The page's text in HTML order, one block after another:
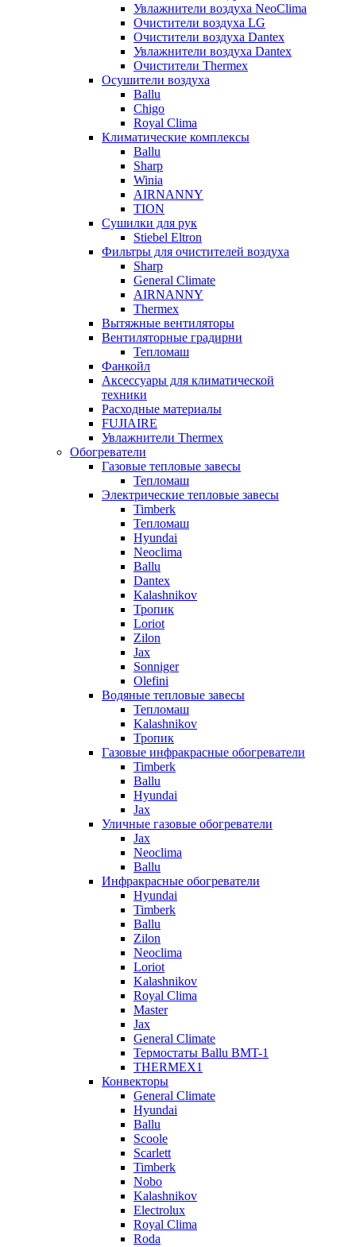
Увлажнители воздуха NeoClima
Очистители воздуха LG
Очистители воздуха Dantex
Увлажнители воздуха Dantex
Очистители Thermex
Осушители воздуха
Ballu
Chigo
Royal Clima
Климатические комплексы
Ballu
Sharp
Winia
AIRNANNY
TION
Сушилки для рук
Stiebel Eltron
Фильтры для очистителей воздуха
Sharp
General Climate
AIRNANNY
Thermex
Вытяжные вентиляторы
Вентиляторные градирни
Тепломаш
Фанкойл
Аксессуары для климатической
техники
Расходные материалы
FUJIAIRE
Увлажнители Thermex
Обогреватели
Газовые тепловые завесы
Тепломаш
Электрические тепловые завесы
Timberk
Тепломаш
Hyundai
Neoclima
Ballu
Dantex
Kalashnikov
Тропик
Loriot
Zilon
Jax
Sonniger
Olefini
Водяные тепловые завесы
Тепломаш
Kalashnikov
Тропик
Газовые инфракрасные обогреватели
Timberk
Ballu
Hyundai
Jax
Уличные газовые обогреватели
Jax
Neoclima
Ballu
Инфракрасные обогреватели
Hyundai
Timberk
Ballu
Zilon
Neoclima
Loriot
Kalashnikov
Royal Clima
Master
Jax
General Climate
Термостаты Ballu BMT-1
THERMEX1
Конвекторы
General Climate
Hyundai
Ballu
Scoole
Scarlett
Timberk
Nobo
Kalashnikov
Electrolux
Royal Clima
Roda